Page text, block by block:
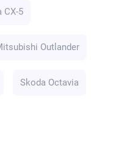
CX-5
Outlander
Skoda Octavia